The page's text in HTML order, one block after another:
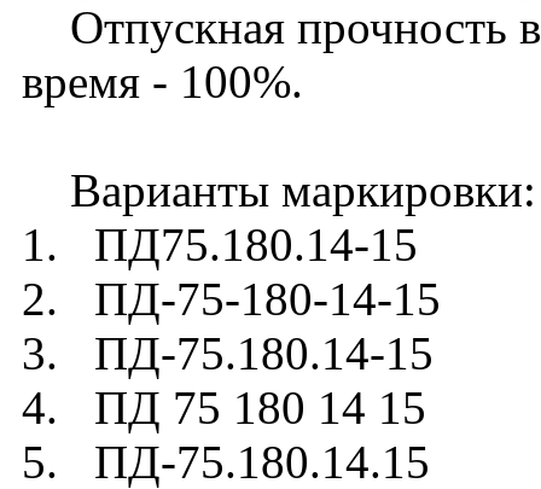
Отпускная прочность
время - 100%.
Варианты маркировки:
1. ПД75.180.14-15
2. ПД-75-180-14-15
3. ПД-75.180.14-15
4. ПД 75 180 14 15
5. ПД-75.180.14.15